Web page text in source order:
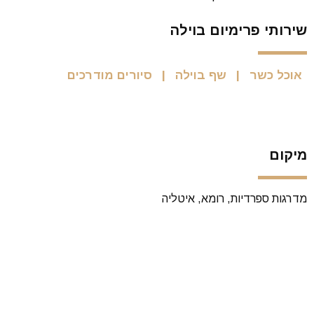
שירותי פרימיום בוילה
אוכל כשר שף בוילה סיורים מודרכים
מיקום
מדרגות ספרדיות, רומא, איטליה